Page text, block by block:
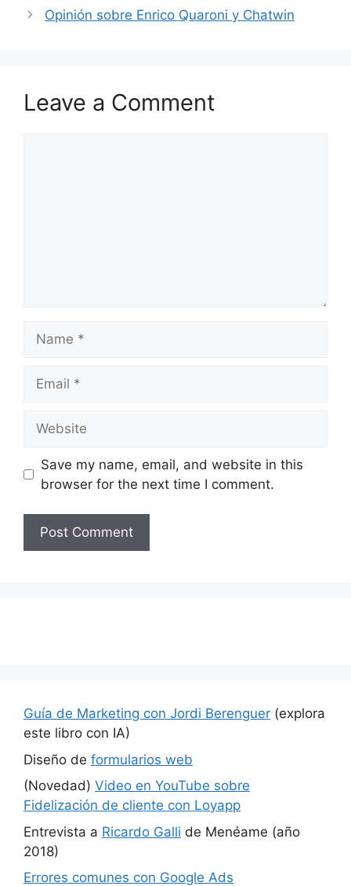
Opinión sobre Enrico Quaroni y Chatwin
Leave a Comment
Save my name, email, and website in this
browser for the next time I comment.
Guía de Marketing con Jordi Berenguer (explora
este libro con IA)
Diseño de formularios web
(Novedad) Video en YouTube sobre
Fidelización de cliente con Loyapp
Entrevista a Ricardo Galli de Menéame (año
2018)
Errores comunes con Google Ads